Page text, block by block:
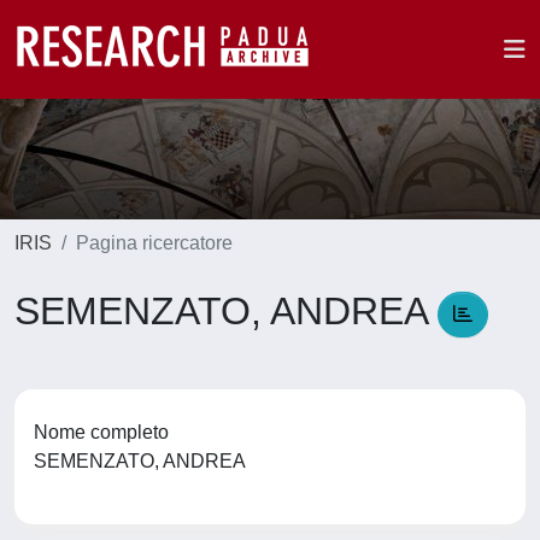
IRIS Pagina ricercatore
SEMENZATO, ANDREA
Nome completo
SEMENZATO, ANDREA